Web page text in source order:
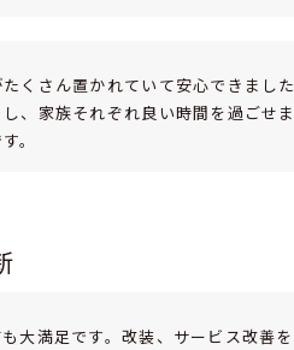
くさん置かれていて安心できまし
、家族それぞれ良い時間を過ごせ
。
大満足です。改装、サービス改善